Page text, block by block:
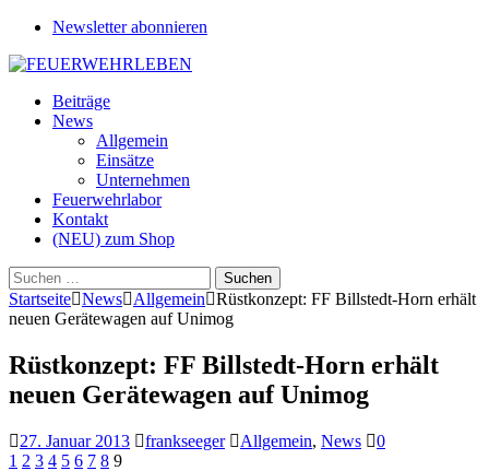
Newsletter abonnieren
Beiträge
News
Allgemein
Einsätze
Unternehmen
Feuerwehrlabor
Kontakt
(NEU) zum Shop
Suchen
nach:
Startseite News Allgemein
Rüstkonzept: FF Billstedt-Horn erhält
neuen Gerätewagen auf Unimog
Rüstkonzept: FF Billstedt-Horn erhält
neuen Gerätewagen auf Unimog
27. Januar 2013 frankseeger Allgemein, News
0
1 2 3 4 5 6 7 8 9